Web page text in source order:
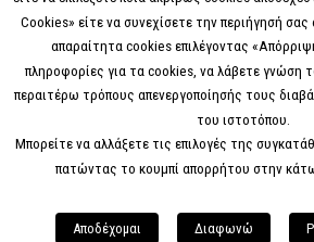
Cookies» είτε να συνεχίσετε την περιήγησή
απαραίτητα cookies επιλέγοντας
πληροφορίες για τα cookies, να λάβετε γνώση
περαιτέρω τρόπους απενεργοποίησής τους
του ιστοτόπου.
Μπορείτε να αλλάξετε τις επιλογές της
πατώντας το κουμπί απορρήτου στην
Αποδέχομαι Διαφωνώ